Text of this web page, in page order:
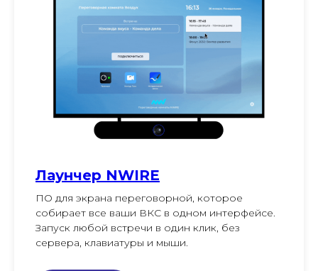
Лаунчер NWIRE
ПО для экрана переговорной, которое
собирает все ваши ВКС в одном интерфейсе.
Запуск любой встречи в один клик, без
сервера, клавиатуры и мыши.